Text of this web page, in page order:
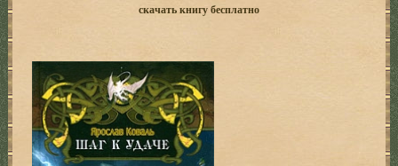
скачать книгу бесплатно